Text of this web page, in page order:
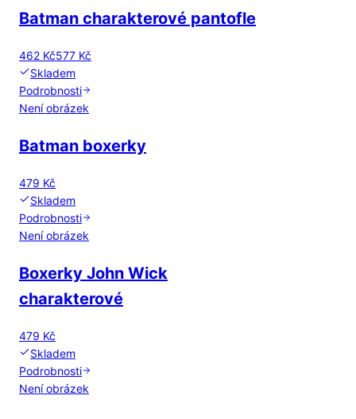
Batman charakterové pantofle
462 Kč577 Kč
Skladem
Podrobnosti
Není obrázek
Batman boxerky
479 Kč
Skladem
Podrobnosti
Není obrázek
Boxerky John Wick
charakterové
479 Kč
Skladem
Podrobnosti
Není obrázek